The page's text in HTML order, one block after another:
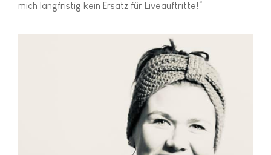
mich langfristig kein Ersatz für Liveauftritte!“